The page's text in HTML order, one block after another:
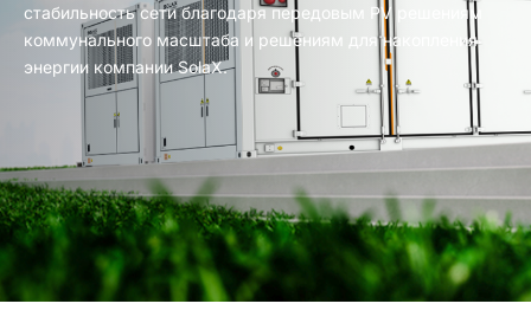
стабильность сети благодаря передовым PV решениям
коммунального масштаба и решениям для накопления
энергии компании SolaX.